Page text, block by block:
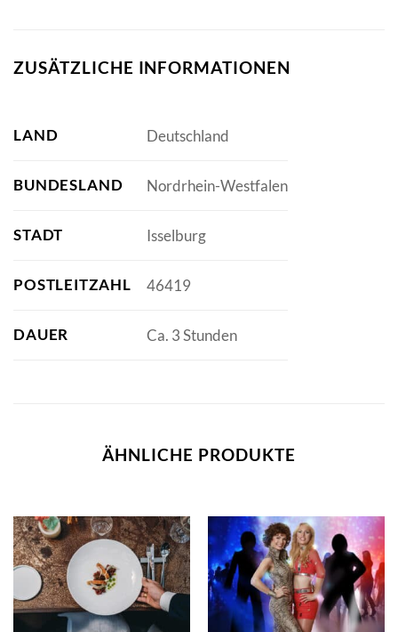
ZUSÄTZLICHE INFORMATIONEN
LAND Deutschland
BUNDESLAND Nordrhein-Westfalen
STADT Isselburg
POSTLEITZAHL 46419
DAUER Ca. 3 Stunden
ÄHNLICHE PRODUKTE